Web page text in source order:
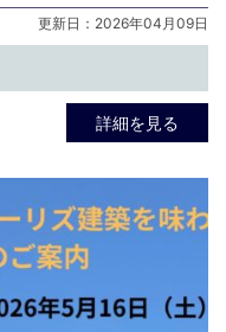
更新日：2026年04月09日
詳細を見る